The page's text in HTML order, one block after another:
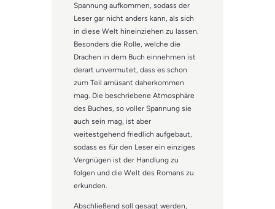
Spannung aufkommen, sodass der
Leser gar nicht anders kann, als sich
in diese Welt hineinziehen zu lassen.
Besonders die Rolle, welche die
Drachen in dem Buch einnehmen ist
derart unvermutet, dass es schon
zum Teil amüsant daherkommen
mag. Die beschriebene Atmosphäre
des Buches, so voller Spannung sie
auch sein mag, ist aber
weitestgehend friedlich aufgebaut,
sodass es für den Leser ein einziges
Vergnügen ist der Handlung zu
folgen und die Welt des Romans zu
erkunden.
Abschließend soll gesagt werden,